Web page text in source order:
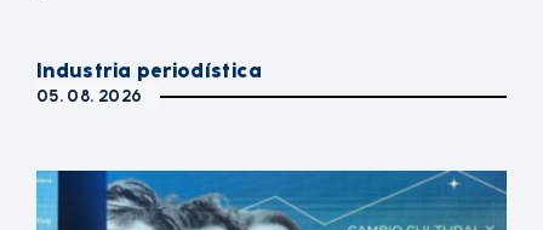
Industria periodística
05. 08. 2026